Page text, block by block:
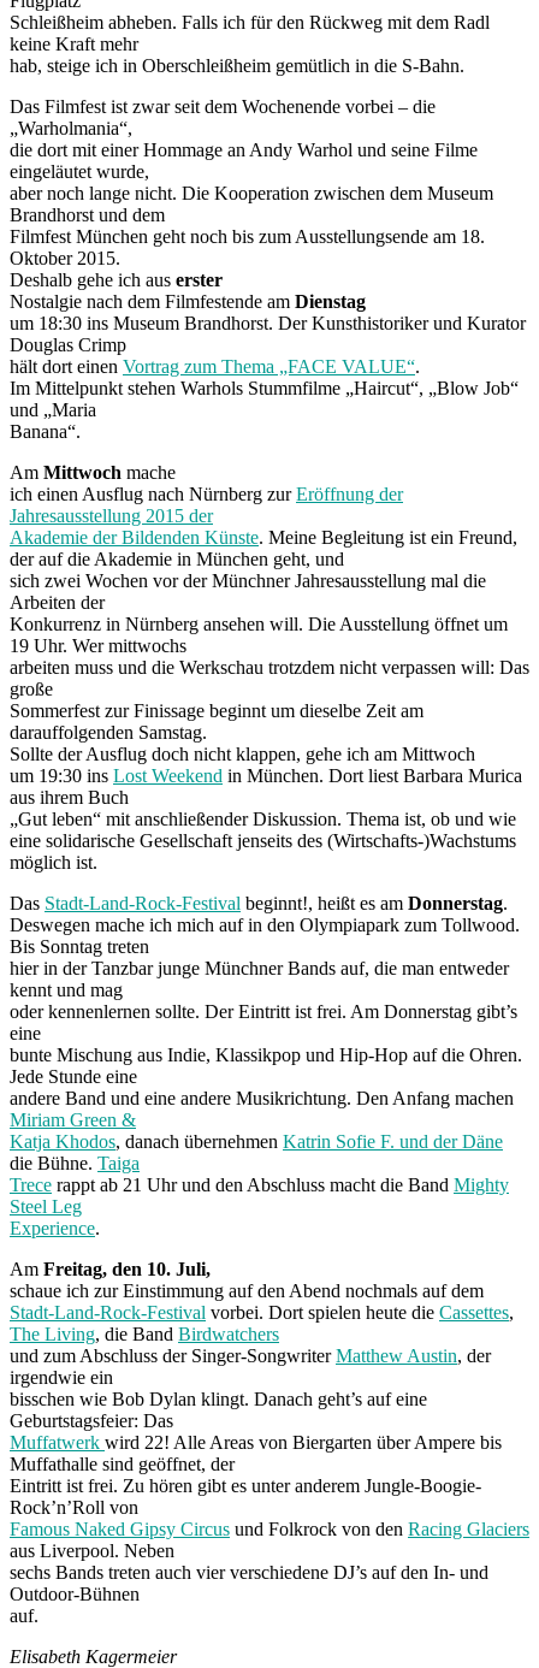
Schleißheim abheben. Falls ich für den Rückweg mit dem Radl
keine Kraft mehr
hab, steige ich in Oberschleißheim gemütlich in die S-Bahn.
Das Filmfest ist zwar seit dem Wochenende vorbei – die
„Warholmania“,
die dort mit einer Hommage an Andy Warhol und seine Filme
eingeläutet wurde,
aber noch lange nicht. Die Kooperation zwischen dem Museum
Brandhorst und dem
Filmfest München geht noch bis zum Ausstellungsende am 18.
Oktober 2015.
Deshalb gehe ich aus erster
Nostalgie nach dem Filmfestende am Dienstag
um 18:30 ins Museum Brandhorst. Der Kunsthistoriker und Kurator
Douglas Crimp
hält dort einen Vortrag zum Thema „FACE VALUE“.
Im Mittelpunkt stehen Warhols Stummfilme „Haircut“, „Blow Job“
und „Maria
Banana“.
Am Mittwoch mache
ich einen Ausflug nach Nürnberg zurEröffnung der
Jahresausstellung 2015 der
Akademie der Bildenden Künste. Meine Begleitung ist ein Freund,
der auf die Akademie in München geht, und
sich zwei Wochen vor der Münchner Jahresausstellung mal die
Arbeiten der
Konkurrenz in Nürnberg ansehen will. Die Ausstellung öffnet um
19 Uhr. Wer mittwochs
arbeiten muss und die Werkschau trotzdem nicht verpassen will: Das
große
Sommerfest zur Finissage beginnt um dieselbe Zeit am
darauffolgenden Samstag.
Sollte der Ausflug doch nicht klappen, gehe ich am Mittwoch
um 19:30 ins Lost Weekend in München. Dort liest Barbara Murica
aus ihrem Buch
„Gut leben“ mit anschließender Diskussion. Thema ist, ob und wie
eine solidarische Gesellschaft jenseits des (Wirtschafts-)Wachstums
möglich ist.
Das Stadt-Land-Rock-Festival beginnt!, heißt es am Donnerstag.
Deswegen mache ich mich auf in den Olympiapark zum Tollwood.
Bis Sonntag treten
hier in der Tanzbar junge Münchner Bands auf, die man entweder
kennt und mag
oder kennenlernen sollte. Der Eintritt ist frei. Am Donnerstag gibt’s
eine
bunte Mischung aus Indie, Klassikpop und Hip-Hop auf die Ohren.
Jede Stunde eine
andere Band und eine andere Musikrichtung. Den Anfang machen
Miriam Green &
Katja Khodos, danach übernehmen Katrin Sofie F. und der Däne
die Bühne. Taiga
Trece rappt ab 21 Uhr und den Abschluss macht die Band Mighty
Steel Leg
Experience.
Am Freitag, den 10. Juli,
schaue ich zur Einstimmung auf den Abend nochmals auf dem
Stadt-Land-Rock-Festival vorbei. Dort spielen heute die Cassettes,
The Living, die Band Birdwatchers
und zum Abschluss der Singer-SongwriterMatthew Austin, der
irgendwie ein
bisschen wie Bob Dylan klingt. Danach geht’s auf eine
Geburtstagsfeier: Das
Muffatwerk wird 22! Alle Areas von Biergarten über Ampere bis
Muffathalle sind geöffnet, der
Eintritt ist frei. Zu hören gibt es unter anderem Jungle-Boogie-
Rock’n’Roll von
Famous Naked Gipsy Circus und Folkrock von den Racing Glaciers
aus Liverpool. Neben
sechs Bands treten auch vier verschiedene DJ’s auf den In- und
Outdoor-Bühnen
auf.
Elisabeth Kagermeier